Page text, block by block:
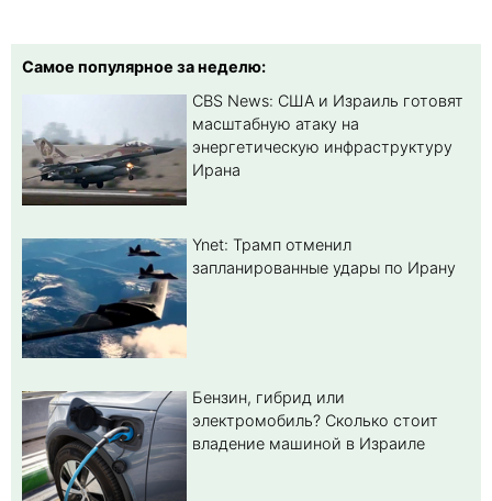
Самое популярное за неделю:
CBS News: США и Израиль готовят
масштабную атаку на
энергетическую инфраструктуру
Ирана
Ynet: Трамп отменил
запланированные удары по Ирану
Бензин, гибрид или
электромобиль? Cколько стоит
владение машиной в Израиле